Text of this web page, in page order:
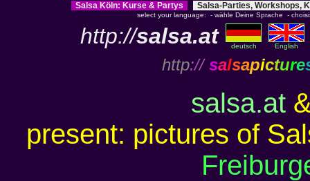
Salsa Köln: Kurse& Partys Salsa-Parties, Workshops,
select your language: - wähle Deine Sprache -
http://salsa.at deutsch English
http:// salsapicture
salsa.at
present: pictures of